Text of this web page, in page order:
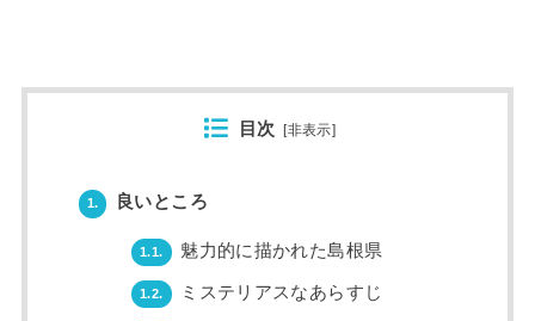
目次 [非表示]
1. 良いところ
1.1. 魅力的に描かれた島根県
1.2. ミステリアスなあらすじ